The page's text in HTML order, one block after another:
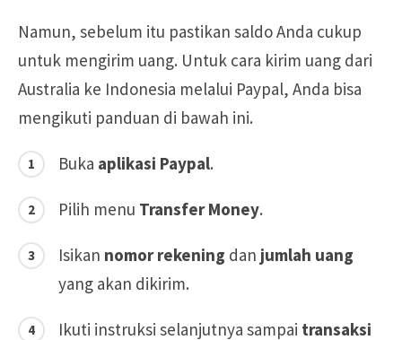
Namun, sebelum itu pastikan saldo Anda cukup
untuk mengirim uang. Untuk cara kirim uang dari
Australia ke Indonesia melalui Paypal, Anda bisa
mengikuti panduan di bawah ini.
Buka aplikasi Paypal.
Pilih menu Transfer Money.
Isikan nomor rekening dan jumlah uang
yang akan dikirim.
Ikuti instruksi selanjutnya sampai transaksi